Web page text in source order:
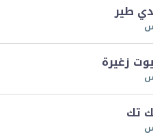
طير
زغيرة
تك